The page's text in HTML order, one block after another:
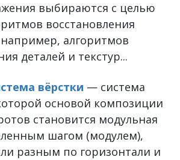
выбираются с целью
восстановления
алгоритмов
деталей и текстур...
вёрстки — система
основой композиции
становится модульная
шагом (модулем),
разным по горизонтали и